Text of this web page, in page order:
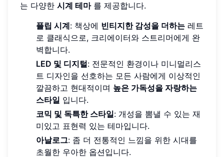
는 다양한 시계 테마를 제공합니다.
플립 시계: 책상에 빈티지한 감성을 더하는 레트
로 클래식으로, 크리에이터와 스트리머에게 완
벽합니다.
LED 및 디지털: 전문적인 환경이나 미니멀리스
트 디자인을 선호하는 모든 사람에게 이상적인
깔끔하고 현대적이며 높은 가독성을 자랑하는
스타일 입니다.
코믹 및 독특한 스타일: 개성을 뽐낼 수 있는 재
미있고 표현력 있는 테마입니다.
아날로그: 좀 더 전통적인 느낌을 위한 시대를
초월한 우아한 옵션입니다.